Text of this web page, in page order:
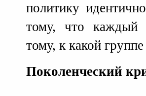
политику
тому, что каждый
тому, к какой
Поколенческий